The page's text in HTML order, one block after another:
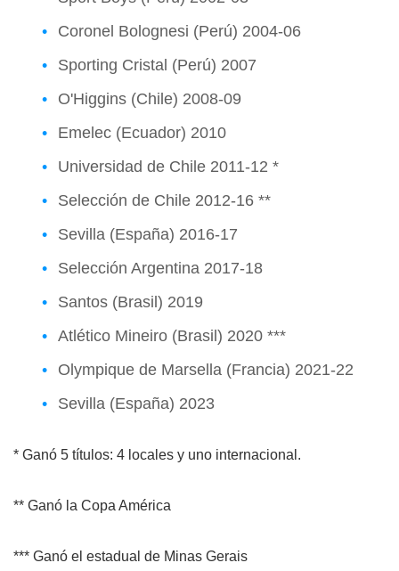
Coronel Bolognesi (Perú) 2004-06
Sporting Cristal (Perú) 2007
O'Higgins (Chile) 2008-09
Emelec (Ecuador) 2010
Universidad de Chile 2011-12 *
Selección de Chile 2012-16 **
Sevilla (España) 2016-17
Selección Argentina 2017-18
Santos (Brasil) 2019
Atlético Mineiro (Brasil) 2020 ***
Olympique de Marsella (Francia) 2021-22
Sevilla (España) 2023
* Ganó 5 títulos: 4 locales y uno internacional.
** Ganó la Copa América
*** Ganó el estadual de Minas Gerais